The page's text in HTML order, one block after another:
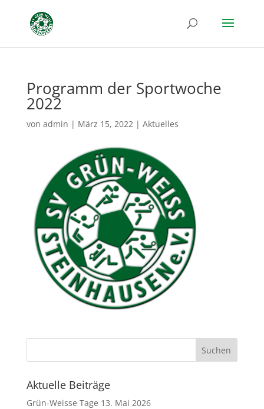
Programm der Sportwoche
2022
von admin | März 15, 2022| Aktuelles
Aktuelle Beiträge
Grün-Weisse Tage 13. Mai 2026